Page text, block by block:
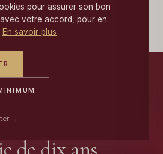
pour assurer son bon
votre accord, pour en
En savoir plus
→